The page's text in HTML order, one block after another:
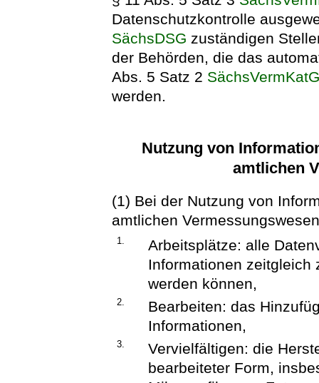
Datenschutzkontrolle
SächsDSG zuständigen
der Behörden, die das
Abs. 5 Satz 2
werden.
Nutzung von
amtlichen
(1) Bei der Nutzung von
amtlichen
1.
Arbeitsplätze: alle
Informationen zeitgleich
werden können,
2.
Bearbeiten: das
Informationen,
3.
Vervielfältigen: die
bearbeiteter Form,